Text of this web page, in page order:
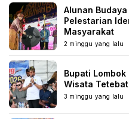
Alunan
Pelestarian
Masyarakat
2 minggu yang lalu
Bupati
Wisata
3 minggu yang lalu